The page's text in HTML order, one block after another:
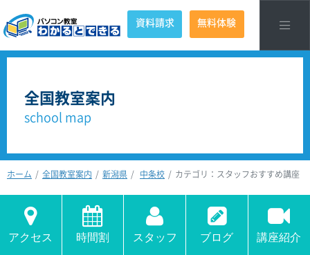
資料請求 無料体験
全国教室案内
school map
ホーム 全国教室案内 新潟県 中条校 カテゴリ：スタッフおすすめ講座
アクセス 時間割 スタッフ ブログ 講座紹介